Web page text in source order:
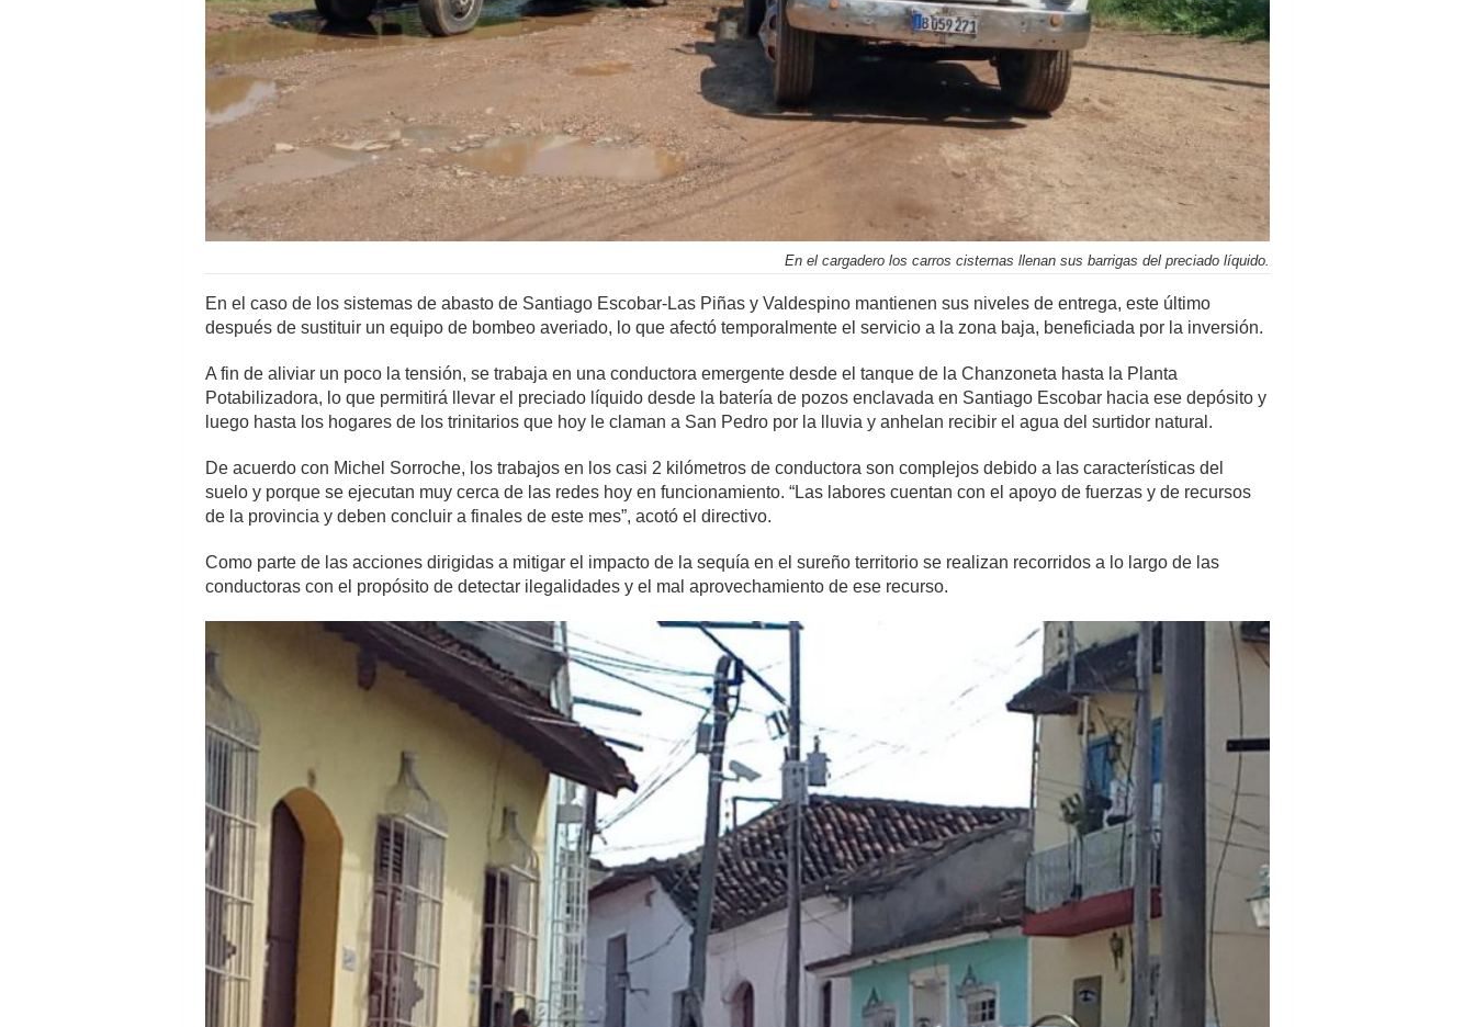
En el cargadero los carros cisternas llenan sus barrigas del preciado líquido.
En el caso de los sistemas de abasto de Santiago Escobar-Las Piñas y Valdespino mantienen sus niveles de entrega, este último
después de sustituir un equipo de bombeo averiado, lo que afectó temporalmente el servicio a la zona baja, beneficiada por la inversión.
A fin de aliviar un poco la tensión, se trabaja en una conductora emergente desde el tanque de la Chanzoneta hasta la Planta
Potabilizadora, lo que permitirá llevar el preciado líquido desde la batería de pozos enclavada en Santiago Escobar hacia ese depósito y
luego hasta los hogares de los trinitarios que hoy le claman a San Pedro por la lluvia y anhelan recibir el agua del surtidor natural.
De acuerdo con Michel Sorroche, los trabajos en los casi 2 kilómetros de conductora son complejos debido a las características del
suelo y porque se ejecutan muy cerca de las redes hoy en funcionamiento. “Las labores cuentan con el apoyo de fuerzas y de recursos
de la provincia y deben concluir a finales de este mes”, acotó el directivo.
Como parte de las acciones dirigidas a mitigar el impacto de la sequía en el sureño territorio se realizan recorridos a lo largo de las
conductoras con el propósito de detectar ilegalidades y el mal aprovechamiento de ese recurso.